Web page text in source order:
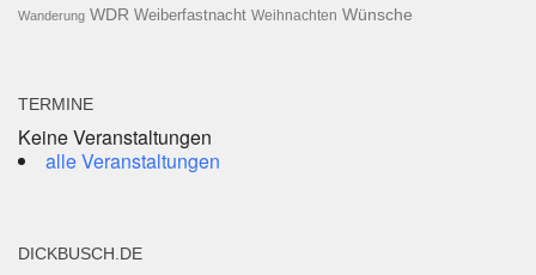
Wanderung WDR Weiberfastnacht Weihnachten Wünsche
TERMINE
Keine Veranstaltungen
alle Veranstaltungen
DICKBUSCH.DE